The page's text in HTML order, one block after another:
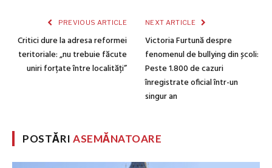
PREVIOUS ARTICLE
Critici dure la adresa reformei
teritoriale: „nu trebuie făcute
uniri forțate între localități”
NEXT ARTICLE
Victoria Furtună despre
fenomenul de bullying din școli:
Peste 1.800 de cazuri
înregistrate oficial într-un
singur an
POSTĂRIASEMĂNATOARE